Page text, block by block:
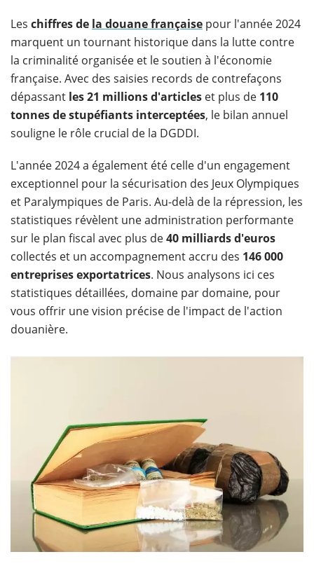
Les chiffres de la douane française pour l'année 2024
marquent un tournant historique dans la lutte contre
la criminalité organisée et le soutien à l'économie
française. Avec des saisies records de contrefaçons
dépassant les 21 millions d'articles et plus de 110
tonnes de stupéfiants interceptées, le bilan annuel
souligne le rôle crucial de la DGDDI.
L'année 2024 a également été celle d'un engagement
exceptionnel pour la sécurisation des Jeux Olympiques
et Paralympiques de Paris. Au-delà de la répression, les
statistiques révèlent une administration performante
sur le plan fiscal avec plus de40 milliards d'euros
collectés et un accompagnement accru des 146 000
entreprises exportatrices. Nous analysons ici ces
statistiques détaillées, domaine par domaine, pour
vous offrir une vision précise de l'impact de l'action
douanière.